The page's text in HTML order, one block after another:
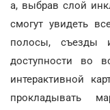
а, выбрав слой
смогут увидеть
полосы, съезды
доступности во
интерактивной
прокладывать